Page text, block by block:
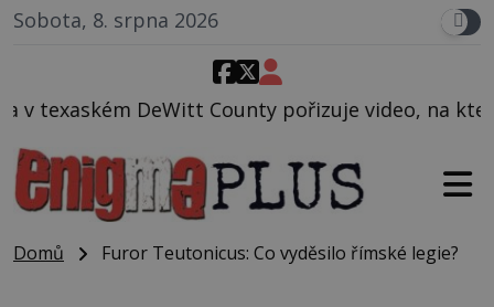
Sobota, 8. srpna 2026
pořizuje video, na kterém před jeho vozem
Domů Furor Teutonicus: Co vyděsilo římské legie?